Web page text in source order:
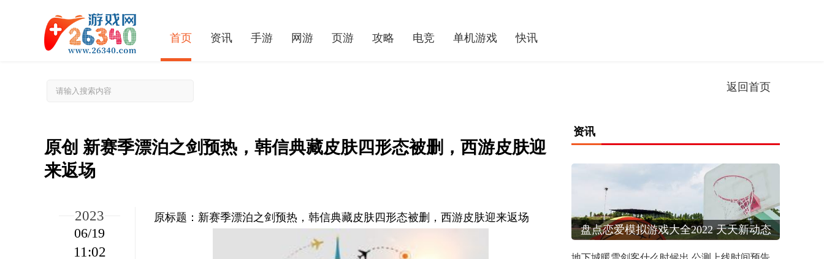
首页 资讯 手游 网游 页游 攻略 电竞 单机游戏 快讯
返回首页
原创 新赛季漂泊之剑预热，韩信典藏皮肤四形态被删，西游皮肤迎
来返场
2023
06/19
11:02
原标题：新赛季漂泊之剑预热，韩信典藏皮肤四形态被删，西游皮肤迎来返场
资讯
《蓝色协议》传送点使用方法 世界看热讯 盘点恋爱模拟游戏大全2022 天天新动态